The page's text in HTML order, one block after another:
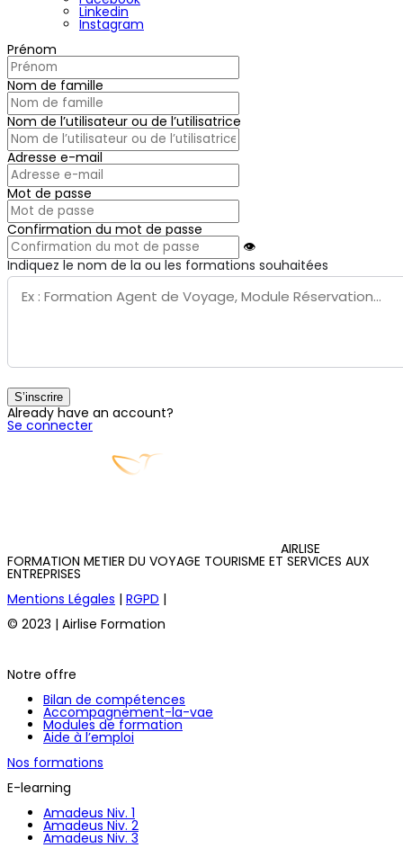
Linkedin
Instagram
Prénom
Nom de famille
Nom de l’utilisateur ou de l’utilisatrice
Adresse e-mail
Mot de passe
Confirmation du mot de passe
👁
Indiquez le nom de la ou les formations souhaitées
S’inscrire
Already have an account?
Se connecter
AIRLISE
FORMATION METIER DU VOYAGE TOURISME ET SERVICES AUX
ENTREPRISES
Mentions Légales | RGPD |
© 2023 | Airlise Formation
Notre offre
Bilan de compétences
Accompagnement-la-vae
Modules de formation
Aide à l’emploi
Nos formations
E-learning
Amadeus Niv. 1
Amadeus Niv. 2
Amadeus Niv. 3